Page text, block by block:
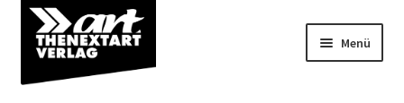
Zur
Navigation
springen
Zum
Inhalt
springen
Menü